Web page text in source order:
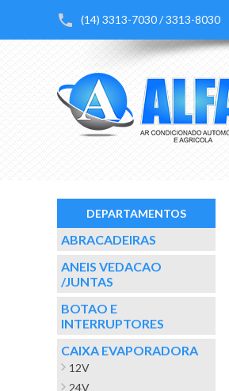
(14) 3313-7030 / 3313-8030
DEPARTAMENTOS
ABRACADEIRAS
ANEIS VEDACAO
/JUNTAS
BOTAO E
INTERRUPTORES
CAIXA EVAPORADORA
12V
24V